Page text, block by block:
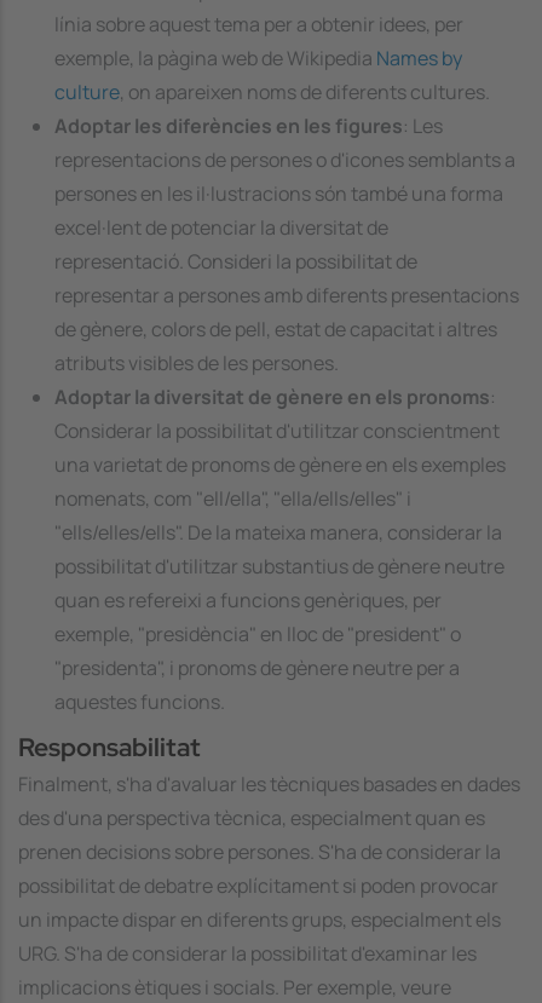
línia sobre aquest tema per a obtenir idees, per
exemple, la pàgina web de Wikipedia Names by
culture, on apareixen noms de diferents cultures.
Adoptar les diferències en les figures: Les
representacions de persones o d'icones semblants a
persones en les il·lustracions són també una forma
excel·lent de potenciar la diversitat de
representació. Consideri la possibilitat de
representar a persones amb diferents presentacions
de gènere, colors de pell, estat de capacitat i altres
atributs visibles de les persones.
Adoptar la diversitat de gènere en els pronoms:
Considerar la possibilitat d'utilitzar conscientment
una varietat de pronoms de gènere en els exemples
nomenats, com "ell/ella", "ella/ells/elles" i
"ells/elles/ells". De la mateixa manera, considerar la
possibilitat d'utilitzar substantius de gènere neutre
quan es refereixi a funcions genèriques, per
exemple, "presidència" en lloc de "president" o
"presidenta", i pronoms de gènere neutre per a
aquestes funcions.
Responsabilitat
Finalment, s'ha d'avaluar les tècniques basades en dades
des d'una perspectiva tècnica, especialment quan es
prenen decisions sobre persones. S'ha de considerar la
possibilitat de debatre explícitament si poden provocar
un impacte dispar en diferents grups, especialment els
URG. S'ha de considerar la possibilitat d'examinar les
implicacions ètiques i socials. Per exemple, veure